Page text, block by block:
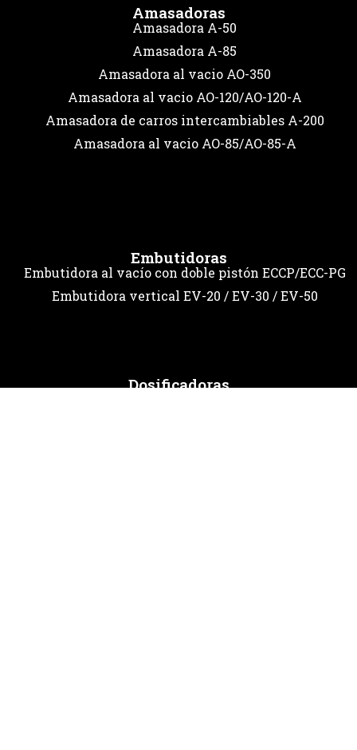
Amasadoras
Amasadora A-50
Amasadora A-85
Amasadora al vacio AO-350
Amasadora al vacio AO-120/AO-120-A
Amasadora de carros intercambiables A-200
Amasadora al vacio AO-85/AO-85-A
Embutidoras
Embutidora al vacío con doble pistón ECCP/ECC-PG
Embutidora vertical EV-20 / EV-30 / EV-50
Dosificadoras